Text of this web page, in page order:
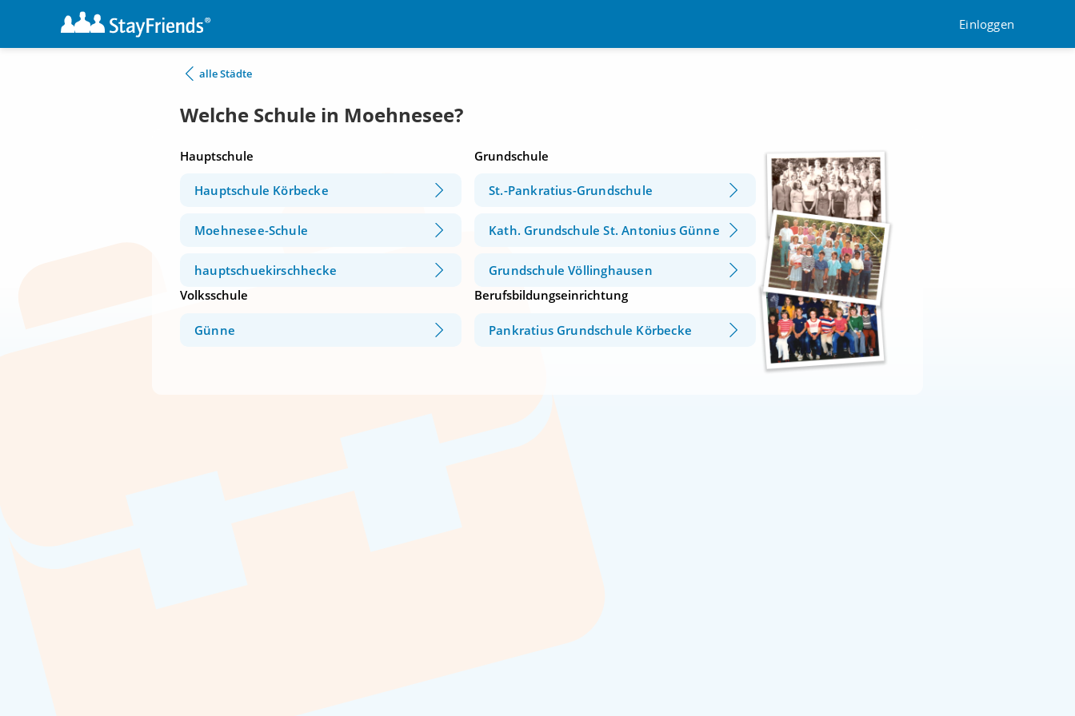
Einloggen
alle Städte
Welche Schule in Moehnesee?
Hauptschule
Hauptschule Körbecke
Moehnesee-Schule
hauptschuekirschhecke
Grundschule
St.-Pankratius-Grundschule
Kath. Grundschule St. Antonius Günne
Grundschule Völlinghausen
Volksschule
Günne
Berufsbildungseinrichtung
Pankratius Grundschule Körbecke